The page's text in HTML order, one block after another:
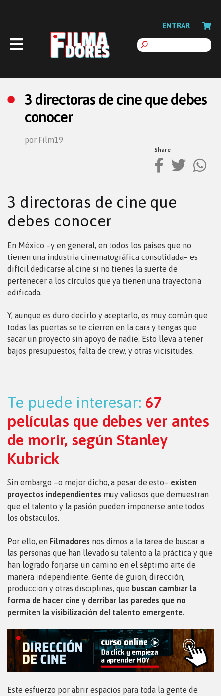
ENTRAR
3 directoras de cine que debes
conocer
por Film19
Share
3 directoras de cine que
debes conocer
En México –y en general, en todos los países que no
tienen una industria cinematográfica consolidada– es
difícil dedicarse al cine si no tienes la suerte de
pertenecer a los círculos que ya tienen una trayectoria
edificada.
Y, aunque es duro decirlo y aceptarlo, es muy común que
todas las puertas se te cierren en la cara y tengas que
sacar un proyecto sin apoyo de nadie. Esto lleva a tener
bajos presupuestos, falta de crew, y otras vicisitudes.
Te puede interesar: 67
películas que debes ver antes
de morir, según Stanley
Kubrick
Sin embargo –o mejor dicho, a pesar de esto– existen
proyectos independientes muy valiosos que demuestran
que el talento y la pasión pueden imponerse ante todos
los obstáculos.
Por ello, en Filmadores nos dimos a la tarea de buscar a
las personas que han llevado su talento a la práctica y que
han logrado forjarse un camino en el séptimo arte de
manera independiente. Gente de guion, dirección,
producción y otras disciplinas, que buscan cambiar la
forma de hacer cine y derribar las paredes que no
permiten la visibilización del talento emergente.
Este esfuerzo por abrir espacios para toda la gente de